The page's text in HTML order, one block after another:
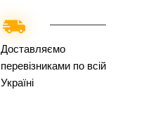
Доставляємо
перевізниками по всій
Україні